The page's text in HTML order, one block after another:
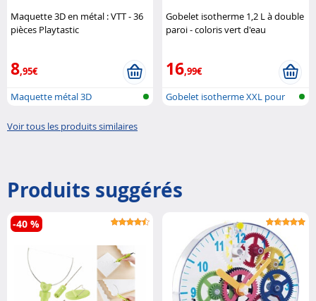
Maquette 3D en métal : VTT - 36
pièces Playtastic
8,95€
Maquette métal 3D
Gobelet isotherme 1,2 L à double
paroi - coloris vert d'eau
16,99€
Gobelet isotherme XXL pour
Voir tous les produits similaires
Produits suggérés
-40 %